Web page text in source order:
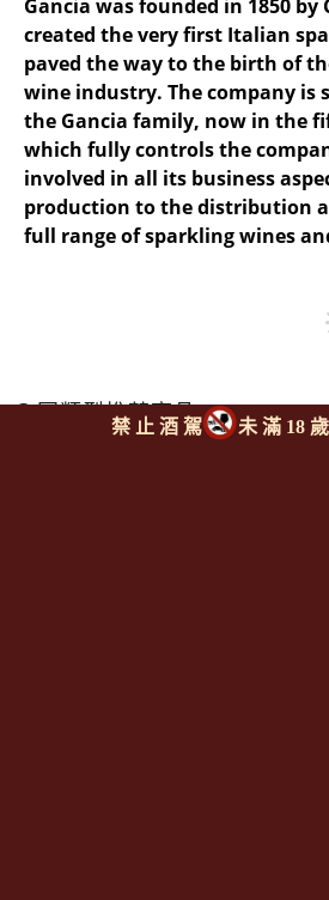
Gancia was founded in 1850 by
created the very first Italian
paved the way to the birth of
wine industry. The company is
the Gancia family, now in the
which fully controls the
involved in all its business
production to the distribution
full range of sparkling wines
同類型推薦商品
禁 止 酒 駕 未 滿 18